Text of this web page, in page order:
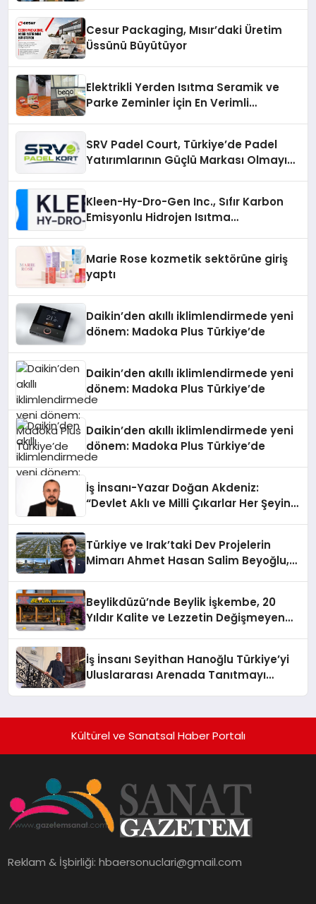
Cesur Packaging, Mısır’daki Üretim
Üssünü Büyütüyor
Elektrikli Yerden Isıtma Seramik ve
Parke Zeminler İçin En Verimli
SRV Padel Court, Türkiye’de Padel
Yatırımlarının Güçlü Markası Olmayı
Kleen-Hy-Dro-Gen Inc., Sıfır Karbon
Emisyonlu Hidrojen Isıtma
Marie Rose kozmetik sektörüne giriş
yaptı
Daikin’den akıllı iklimlendirmede yeni
dönem: Madoka Plus Türkiye’de
Daikin’den akıllı iklimlendirmede yeni
dönem: Madoka Plus Türkiye’de
Daikin’den akıllı iklimlendirmede yeni
dönem: Madoka Plus Türkiye’de
İş İnsanı-Yazar Doğan Akdeniz:
“Devlet Aklı ve Milli Çıkarlar Her Şeyin
Türkiye ve Irak’taki Dev Projelerin
Mimarı Ahmet Hasan Salim Beyoğlu,
Hayata Geçirecek
Beylikdüzü’nde Beylik İşkembe, 20
Yıldır Kalite ve Lezzetin Değişmeyen
İş İnsanı Seyithan Hanoğlu Türkiye’yi
Uluslararası Arenada Tanıtmayı
Kültürel ve Sanatsal Haber Portalı
Reklam & İşbirliği:hbaersonuclari@gmail.com